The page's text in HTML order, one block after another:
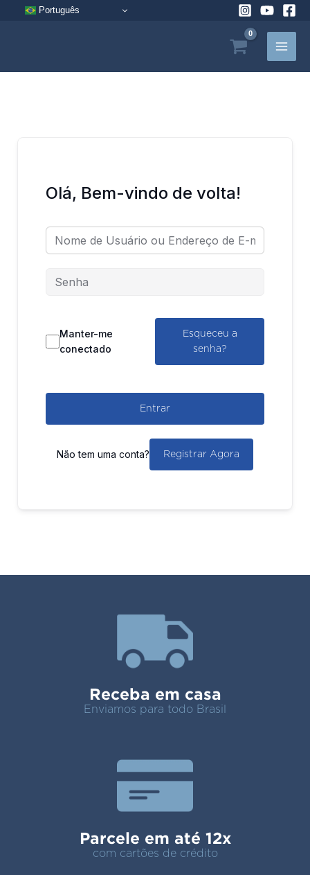
Pular
Português
Olá, Bem-vindo de volta!
Manter-me
conectado
Esqueceu a
senha?
Entrar
Não tem uma conta? Registrar Agora
Receba em casa
Enviamos para todo Brasil
Parcele em até 12x
com cartões de crédito